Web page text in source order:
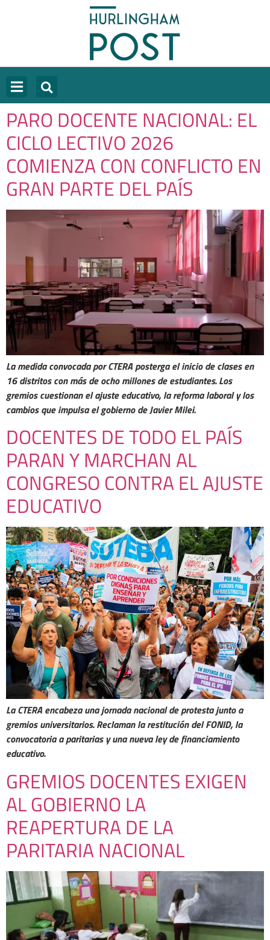
PARO DOCENTE NACIONAL: EL
CICLO LECTIVO 2026
COMIENZA CON CONFLICTO EN
GRAN PARTE DEL PAÍS
La medida convocada por CTERA posterga el inicio de clases en
16 distritos con más de ocho millones de estudiantes. Los
gremios cuestionan el ajuste educativo, la reforma laboral y los
cambios que impulsa el gobierno de Javier Milei.
DOCENTES DE TODO EL PAÍS
PARAN Y MARCHAN AL
CONGRESO CONTRA EL AJUSTE
EDUCATIVO
La CTERA encabeza una jornada nacional de protesta junto a
gremios universitarios. Reclaman la restitución del FONID, la
convocatoria a paritarias y una nueva ley de financiamiento
educativo.
GREMIOS DOCENTES EXIGEN
AL GOBIERNO LA
REAPERTURA DE LA
PARITARIA NACIONAL